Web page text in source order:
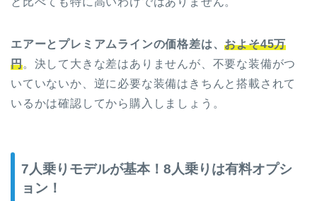
エアーとプレミアムラインの価格差は、およそ45万
円。決して大きな差はありませんが、不要な装備がつ
いていないか、逆に必要な装備はきちんと搭載されて
いるかは確認してから購入しましょう。
7人乗りモデルが基本！8人乗りは有料オプシ
ョン！